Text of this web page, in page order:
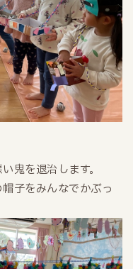
鬼を退治します。
子をみんなでかぶっ